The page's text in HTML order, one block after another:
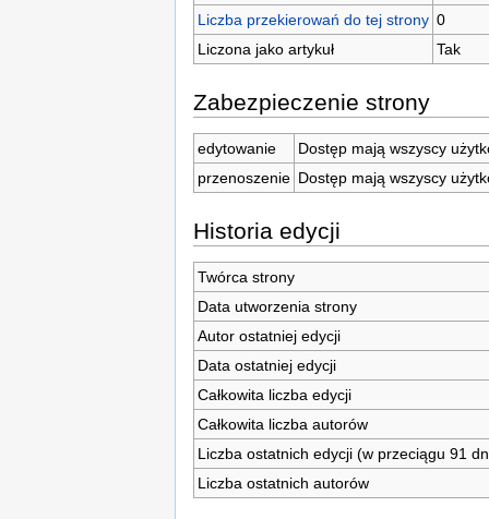
Liczba przekierowań do tej strony 0
Liczona jako artykuł
Tak
Zabezpieczenie strony
edytowanie
Dostęp mają wszyscy
przenoszenie Dostęp mają wszyscy
Historia edycji
Twórca strony
Data utworzenia strony
Autor ostatniej edycji
Data ostatniej edycji
Całkowita liczba edycji
Całkowita liczba autorów
Liczba ostatnich edycji (w przeciągu 91
Liczba ostatnich autorów